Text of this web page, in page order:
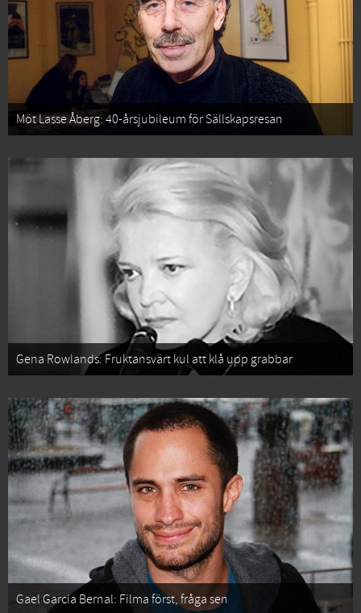
Möt Lasse Åberg: 40-årsjubileum för Sällskapsresan
Gena Rowlands: Fruktansvärt kul att klå upp grabbar
Gael García Bernal: Filma först, fråga sen